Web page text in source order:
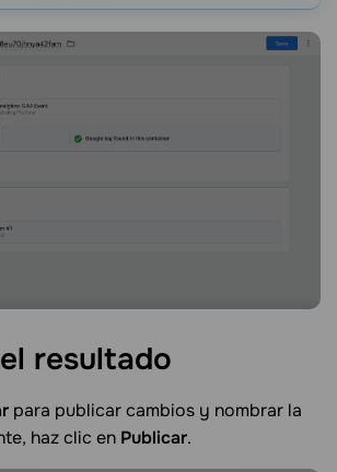
resultado
para publicar cambios y nombrar la
haz clic en Publicar.